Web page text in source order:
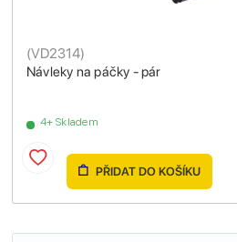
Návleky na páčky - pár
(VD2314)
4+ Skladem
PŘIDAT DO KOŠÍKU